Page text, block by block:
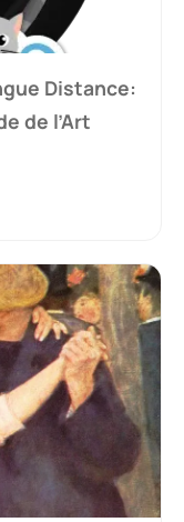
Distance:
de l’Art